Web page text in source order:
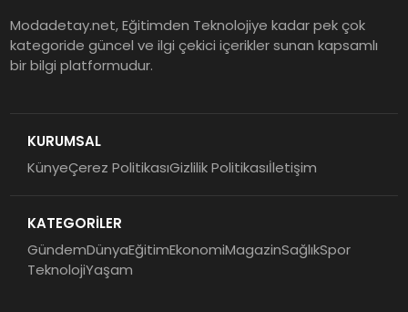
Modadetay.net, Eğitimden Teknolojiye kadar pek çok
kategoride güncel ve ilgi çekici içerikler sunan kapsamlı
bir bilgi platformudur.
KURUMSAL
KünyeÇerez PolitikasıGizlilik Politikasıİletişim
KATEGORİLER
GündemDünyaEğitimEkonomiMagazinSağlıkSpor
TeknolojiYaşam